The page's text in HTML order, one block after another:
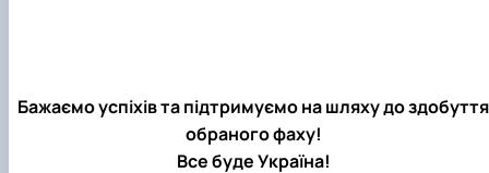
Бажаємо успіхів та підтримуємо на шляху до здобуття
обраного фаху!
Все буде Україна!